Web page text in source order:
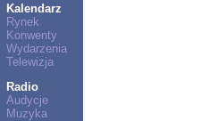
Kalendarz
Rynek
Konwenty
Wydarzenia
Telewizja
Radio
Audycje
Muzyka